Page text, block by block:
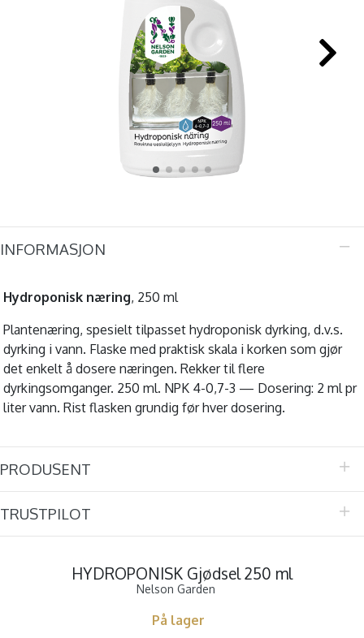
INFORMASJON
Hydroponisk næring, 250 ml
Plantenæring, spesielt tilpasset hydroponisk dyrking, d.v.s.
dyrking i vann. Flaske med praktisk skala i korken som gjør
det enkelt å dosere næringen. Rekker til flere
dyrkingsomganger. 250 ml. NPK 4-0,7-3 — Dosering: 2 ml pr
liter vann. Rist flasken grundig før hver dosering.
PRODUSENT
TRUSTPILOT
HYDROPONISK Gjødsel 250 ml
Nelson Garden
På lager